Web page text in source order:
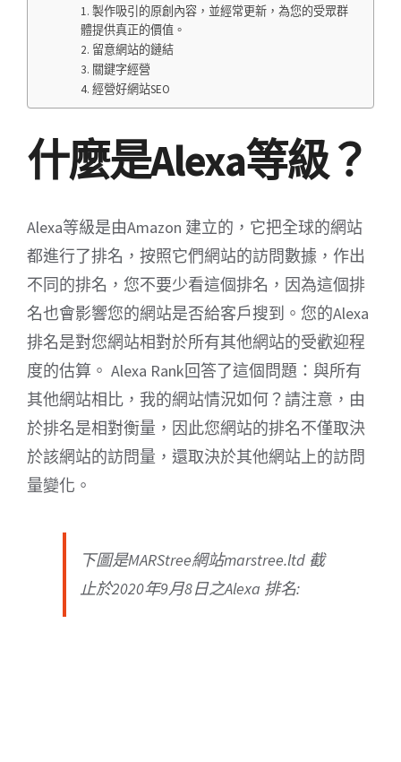
1. 製作吸引的原創內容，並經常更新，為您的受眾群
體提供真正的價值。
2. 留意網站的鏈結
3. 關鍵字經營
4. 經營好網站SEO
什麼是Alexa等級？
Alexa等級是由Amazon 建立的，它把全球的網站
都進行了排名，按照它們網站的訪問數據，作出
不同的排名，您不要少看這個排名，因為這個排
名也會影響您的網站是否給客戶搜到。您的Alexa
排名是對您網站相對於所有其他網站的受歡迎程
度的估算。 Alexa Rank回答了這個問題：與所有
其他網站相比，我的網站情況如何？請注意，由
於排名是相對衡量，因此您網站的排名不僅取決
於該網站的訪問量，還取決於其他網站上的訪問
量變化。
下圖是MARStree網站marstree.ltd 截
止於2020年9月8日之Alexa 排名: